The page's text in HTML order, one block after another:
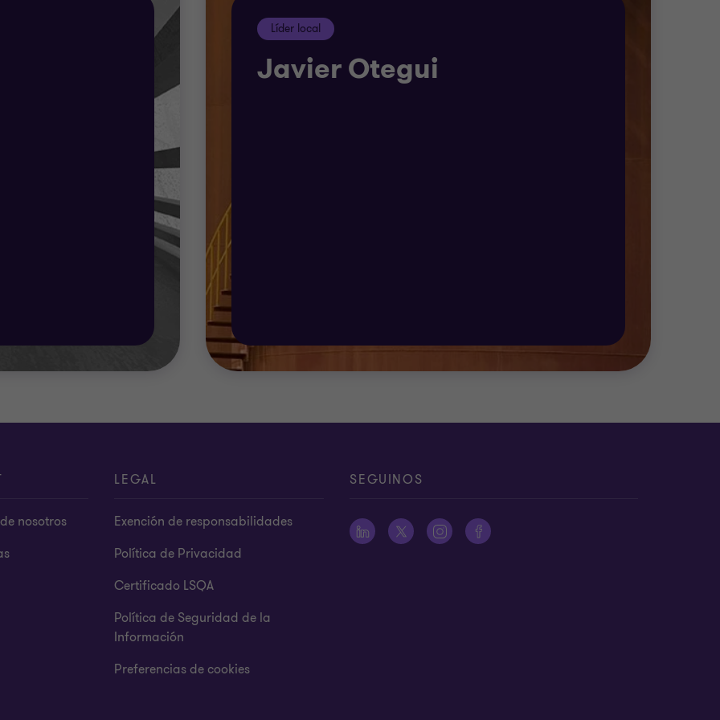
contable
a proveedores
para los registros y libros contables.
de libros de contabilidad y registro.
Líder local
Javier Otegui
nosotros
LEGAL
Exención de responsabilidades
Política de Privacidad
Certificado LSQA
Política de Seguridad de la
Información
Preferencias de cookies
SEGUINOS